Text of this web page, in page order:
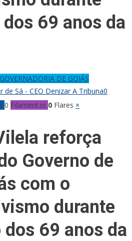
69 anos da
DE GOIÁS
de Sá - CEO Denizar A Tribuna0
0 Filament.io 0 Flares ×
reforça
Governo de
com o
durante
69 anos da